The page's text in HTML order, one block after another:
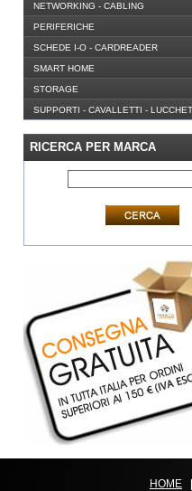
NETWORKING - CABLING
PERIFERICHE
SCHEDE I-O - CARDREADER
SMART HOME
STORAGE
SUPPORTI - CAVALLETTI -
RICERCA PER MARCA
HOME